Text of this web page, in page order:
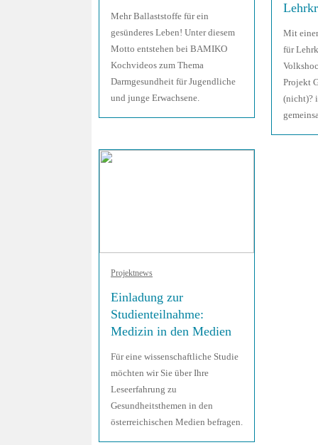
Mehr Ballaststoffe für ein
gesünderes Leben! Unter diesem
Motto entstehen bei BAMIKO
Kochvideos zum Thema
Darmgesundheit für Jugendliche
und junge Erwachsene.
Mit
für
Projekt
(nicht)?
Projektnews
Einladung zur
Studienteilnahme:
Medizin in den Medien
Für eine wissenschaftliche Studie
möchten wir Sie über Ihre
Leseerfahrung zu
Gesundheitsthemen in den
österreichischen Medien befragen.